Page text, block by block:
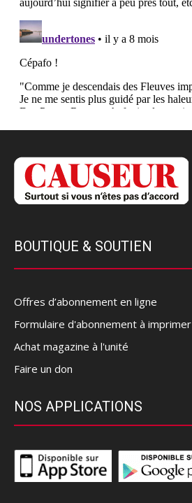
BOUTIQUE & SOUTIEN
Offres d’abonnement en ligne
Formulaire d'abonnement à imprimer
Achat magazine à l'unité
Faire un don
NOS APPLICATIONS